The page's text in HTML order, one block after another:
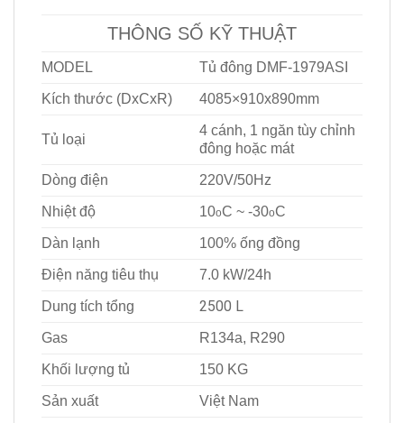
THÔNG SỐ KỸ THUẬT
MODEL Tủ đông DMF-1979ASI
Kích thước (DxCxR) 4085×910x890mm
Tủ loại
4 cánh, 1 ngăn tùy chỉnh
đông hoặc mát
Dòng điện 220V/50Hz
Nhiệt độ 10oC ~ -30oC
Dàn lạnh 100% ống đồng
Điện năng tiêu thụ 7.0 kW/24h
Dung tích tổng 2500 L
Gas R134a, R290
Khối lượng tủ 150 KG
Sản xuất Việt Nam